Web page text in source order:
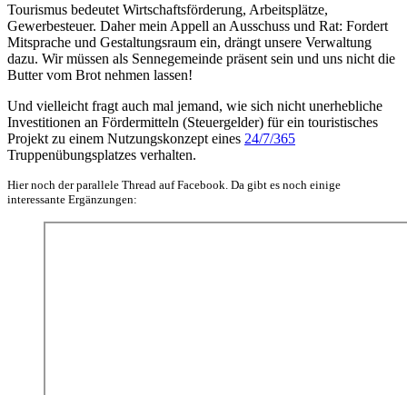
Tourismus bedeutet Wirtschaftsförderung, Arbeitsplätze,
Gewerbesteuer. Daher mein Appell an Ausschuss und Rat: Fordert
Mitsprache und Gestaltungsraum ein, drängt unsere Verwaltung
dazu. Wir müssen als Sennegemeinde präsent sein und uns nicht die
Butter vom Brot nehmen lassen!
Und vielleicht fragt auch mal jemand, wie sich nicht unerhebliche
Investitionen an Fördermitteln (Steuergelder) für ein touristisches
Projekt zu einem Nutzungskonzept eines 24/7/365
Truppenübungsplatzes verhalten.
Hier noch der parallele Thread auf Facebook. Da gibt es noch einige
interessante Ergänzungen: